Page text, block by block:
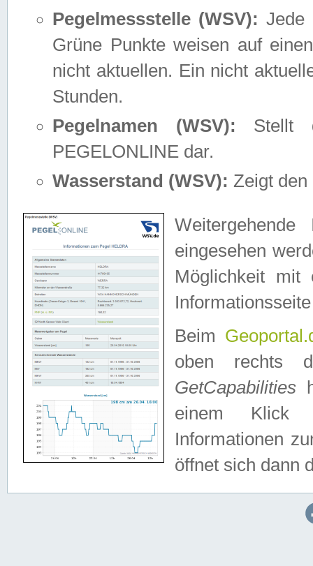
Pegelmessstelle (WSV): Jede
Grüne Punkte weisen auf
nicht aktuellen. Ein nicht
Stunden.
Pegelnamen (WSV): Stellt
PEGELONLINE dar.
Wasserstand (WSV): Zeigt den
eingesehen
Möglichkeit mit
Beim
oben rechts
GetCapabilities
einem Klick
Informationen
öffnet sich dann